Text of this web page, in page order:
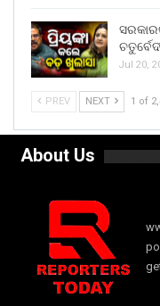
Jul 20,
PREV NEXT 1 of
About Us